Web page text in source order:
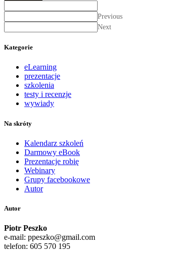
Previous
Next
Kategorie
eLearning
prezentacje
szkolenia
testy i recenzje
wywiady
Na skróty
Kalendarz szkoleń
Darmowy eBook
Prezentacje robię
Webinary
Grupy facebookowe
Autor
Autor
Piotr Peszko
e-mail: ppeszko@gmail.com
telefon: 605 570 195